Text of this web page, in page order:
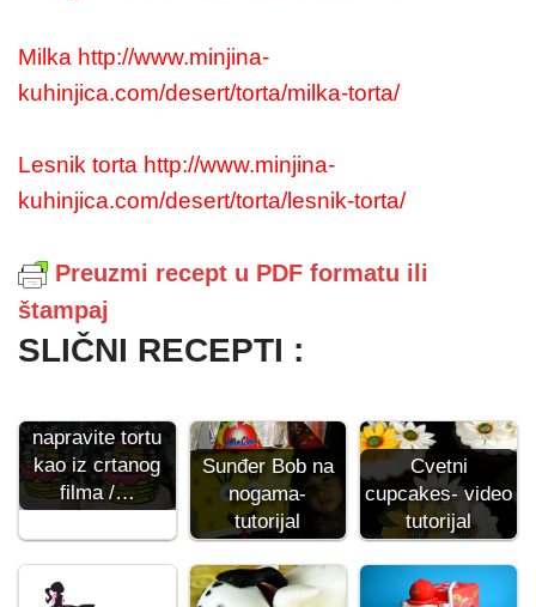
Milka http://www.minjina-
kuhinjica.com/desert/torta/milka-torta/
Lesnik torta http://www.minjina-
kuhinjica.com/desert/torta/lesnik-torta/
Preuzmi recept u PDF formatu ili
štampaj
SLIČNI RECEPTI :
napravite tortu
kao iz crtanog
filma /…
Sunđer Bob na
nogama-
tutorijal
Cvetni
cupcakes- video
tutorijal